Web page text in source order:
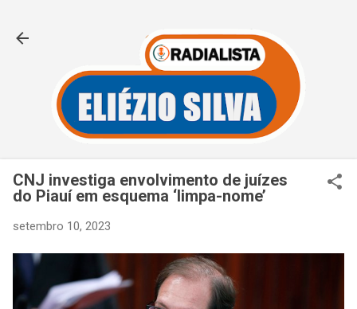
CNJ investiga envolvimento de juízes
do Piauí em esquema ‘limpa-nome’
setembro 10, 2023